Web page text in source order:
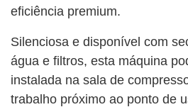
eficiência premium.
Silenciosa e disponível com
água e filtros, esta máquina
instalada na sala de
trabalho próximo ao ponto de